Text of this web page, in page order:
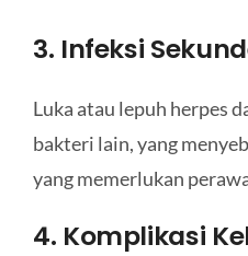
3. Infeksi
Luka atau lepuh herpes
bakteri lain, yang
yang memerlukan
4. Komplikasi